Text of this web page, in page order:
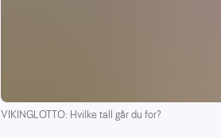
VIKINGLOTTO: Hvilke tall går du for?